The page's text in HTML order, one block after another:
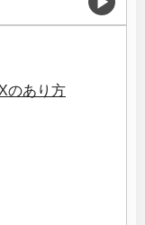
のあり方